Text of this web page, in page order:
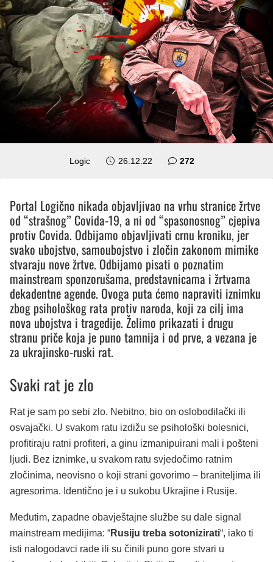
Logic 26.12.22 272
Portal Logično nikada objavljivao na vrhu stranice žrtve
od “strašnog” Covida-19, a ni od “spasonosnog” cjepiva
protiv Covida. Odbijamo objavljivati crnu kroniku, jer
svako ubojstvo, samoubojstvo i zločin zakonom mimike
stvaraju nove žrtve. Odbijamo pisati o poznatim
mainstream sponzorušama, predstavnicama i žrtvama
dekadentne agende. Ovoga puta ćemo napraviti iznimku
zbog psihološkog rata protiv naroda, koji za cilj ima
nova ubojstva i tragedije. Želimo prikazati i drugu
stranu priče koja je puno tamnija i od prve, a vezana je
za ukrajinsko-ruski rat.
Svaki rat je zlo
Rat je sam po sebi zlo. Nebitno, bio on oslobodilački ili
osvajački. U svakom ratu izdižu se psihološki bolesnici,
profitiraju ratni profiteri, a ginu izmanipuirani mali i pošteni
ljudi. Bez iznimke, u svakom ratu svjedočimo ratnim
zločinima, neovisno o koji strani govorimo – braniteljima ili
agresorima. Identično je i u sukobu Ukrajine i Rusije.
Međutim, zapadne obavještajne službe su dale signal
mainstream medijima: “Rusiju treba sotonizirati“, iako ti
isti nalogodavci rade ili su činili puno gore stvari u